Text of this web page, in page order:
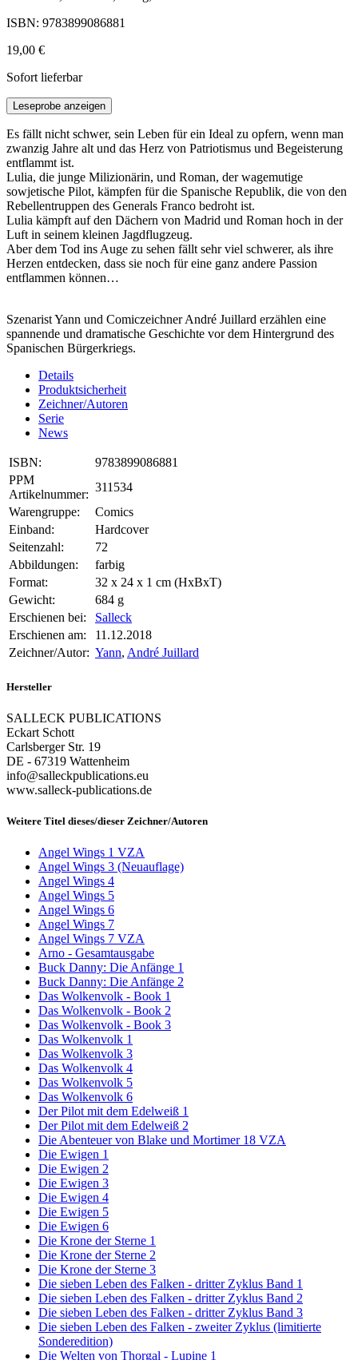
ISBN: 9783899086881
19,00 €
Sofort lieferbar
Leseprobe anzeigen
Es fällt nicht schwer, sein Leben für ein Ideal zu opfern, wenn man
zwanzig Jahre alt und das Herz von Patriotismus und Begeisterung
entflammt ist.
Lulia, die junge Milizionärin, und Roman, der wagemutige
sowjetische Pilot, kämpfen für die Spanische Republik, die von den
Rebellentruppen des Generals Franco bedroht ist.
Lulia kämpft auf den Dächern von Madrid und Roman hoch in der
Luft in seinem kleinen Jagdflugzeug.
Aber dem Tod ins Auge zu sehen fällt sehr viel schwerer, als ihre
Herzen entdecken, dass sie noch für eine ganz andere Passion
entflammen können…
Szenarist Yann und Comiczeichner André Juillard erzählen eine
spannende und dramatische Geschichte vor dem Hintergrund des
Spanischen Bürgerkriegs.
Details
Produktsicherheit
Zeichner/Autoren
Serie
News
ISBN:
9783899086881
PPM
Artikelnummer:
311534
Warengruppe:
Comics
Einband:
Hardcover
Seitenzahl:
72
Abbildungen:
farbig
Format:
32 x 24 x 1 cm (HxBxT)
Gewicht:
684 g
Erschienen bei:
Salleck
Erschienen am:
11.12.2018
Zeichner/Autor: Yann, André Juillard
Hersteller
SALLECK PUBLICATIONS
Eckart Schott
Carlsberger Str. 19
DE - 67319 Wattenheim
info@salleckpublications.eu
www.salleck-publications.de
Weitere Titel dieses/dieser Zeichner/Autoren
Angel Wings 1 VZA
Angel Wings 3 (Neuauflage)
Angel Wings 4
Angel Wings 5
Angel Wings 6
Angel Wings 7
Angel Wings 7 VZA
Arno - Gesamtausgabe
Buck Danny: Die Anfänge 1
Buck Danny: Die Anfänge 2
Das Wolkenvolk - Book 1
Das Wolkenvolk - Book 2
Das Wolkenvolk - Book 3
Das Wolkenvolk 1
Das Wolkenvolk 3
Das Wolkenvolk 4
Das Wolkenvolk 5
Das Wolkenvolk 6
Der Pilot mit dem Edelweiß 1
Der Pilot mit dem Edelweiß 2
Die Abenteuer von Blake und Mortimer 18 VZA
Die Ewigen 1
Die Ewigen 2
Die Ewigen 3
Die Ewigen 4
Die Ewigen 5
Die Ewigen 6
Die Krone der Sterne 1
Die Krone der Sterne 2
Die Krone der Sterne 3
Die sieben Leben des Falken - dritter Zyklus Band 1
Die sieben Leben des Falken - dritter Zyklus Band 2
Die sieben Leben des Falken - dritter Zyklus Band 3
Die sieben Leben des Falken - zweiter Zyklus (limitierte
Sonderedition)
Die Welten von Thorgal - Lupine 1